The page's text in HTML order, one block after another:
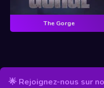
The Gorge
🌟 Rejoignez-nous sur